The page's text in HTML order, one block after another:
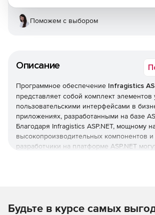
Описание
Программное обеспечение Infragistics
представляет собой комплект элементов
пользовательскими интерфейсами в
приложениях, разработанными на базе
Благодаря Infragistics ASP.NET, мощному
высокопроизводительных компонентов и
разработчики на платформе ASP.NET
Поможем с выбором
Будьте в курсе самых